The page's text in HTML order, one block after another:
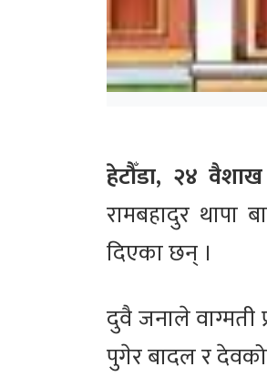
हेटौँडा, २४
रामबहादुर थापा
दिएका छन् ।
दुवै जनाले वाग्मती
पुगेर बादल र